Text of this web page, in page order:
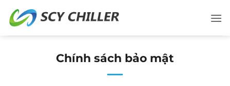
qua
Chính sách bảo mật